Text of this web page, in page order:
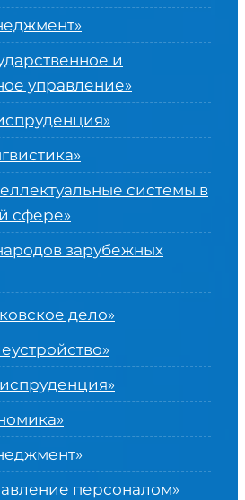
и
управление»
системы в
сфере»
зарубежных
дело»
персоналом»